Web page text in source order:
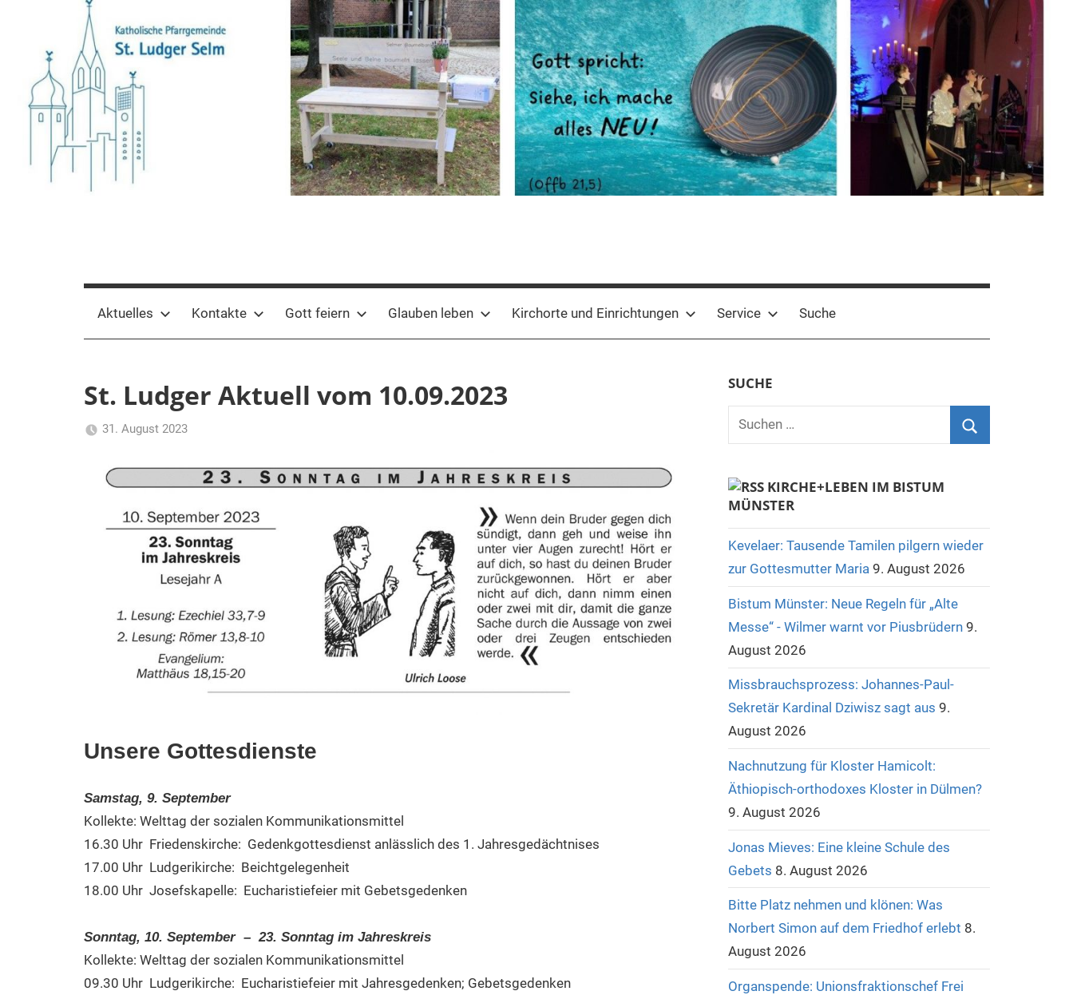
springen
Pfarrgemeinde
St.
Selm
Aktuelles Kontakte Gott feiern Glauben leben Kirchorte und Einrichtungen Service Suche
St. Ludger Aktuell vom 10.09.2023
31. August 2023
Themann
Unsere Gottesdienste
Samstag, 9. September
Kollekte: Welttag der sozialen Kommunikationsmittel
16.30 Uhr Friedenskirche: Gedenkgottesdienst anlässlich des 1. Jahresgedächtnises
17.00 Uhr Ludgerikirche: Beichtgelegenheit
18.00 Uhr Josefskapelle: Eucharistiefeier mit Gebetsgedenken
Sonntag, 10. September – 23. Sonntag im Jahreskreis
Kollekte: Welttag der sozialen Kommunikationsmittel
09.30 Uhr Ludgerikirche: Eucharistiefeier mit Jahresgedenken; Gebetsgedenken
SUCHE
Suchen
KIRCHE+LEBEN IM BISTUM
MÜNSTER
Kevelaer: Tausende Tamilen pilgern wieder
zur Gottesmutter Maria 9. August 2026
Bistum Münster: Neue Regeln für „Alte
Messe“ - Wilmer warnt vor Piusbrüdern 9.
August 2026
Missbrauchsprozess: Johannes-Paul-
Sekretär Kardinal Dziwisz sagt aus 9.
August 2026
Nachnutzung für Kloster Hamicolt:
Äthiopisch-orthodoxes Kloster in Dülmen?
9. August 2026
Jonas Mieves: Eine kleine Schule des
Gebets 8. August 2026
Bitte Platz nehmen und klönen: Was
Norbert Simon auf dem Friedhof erlebt 8.
August 2026
Organspende: Unionsfraktionschef Frei